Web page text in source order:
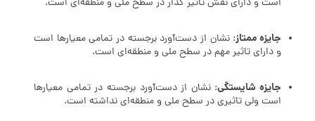
است و دارای نقش تاثیر گذار در سطح ملی و منطقه‌ای است.
جایزه ممتاز: نشان از دست‌آورد برجسته در تمامی معیارها است
و دارای تاثیر مهم در سطح ملی و منطقه‌ای است.
جایزه شایستگی: نشان از دست‌آورد برجسته در تمامی معیارها
است ولی تاثیری در سطح ملی و منطقه‌ای نداشته است.